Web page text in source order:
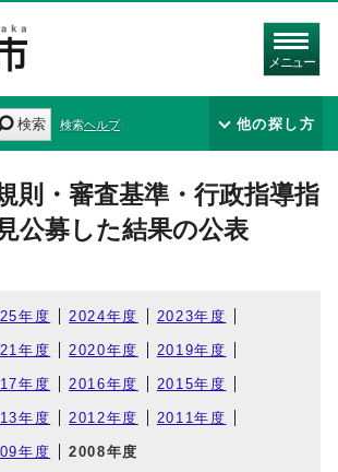
メニュー
検索 検索ヘルプ 他の探し方
・審査基準・行政指導指
公募した結果の公表
年度 2024年度 2023年度
年度 2020年度 2019年度
年度 2016年度 2015年度
年度 2012年度 2011年度
年度 2008年度